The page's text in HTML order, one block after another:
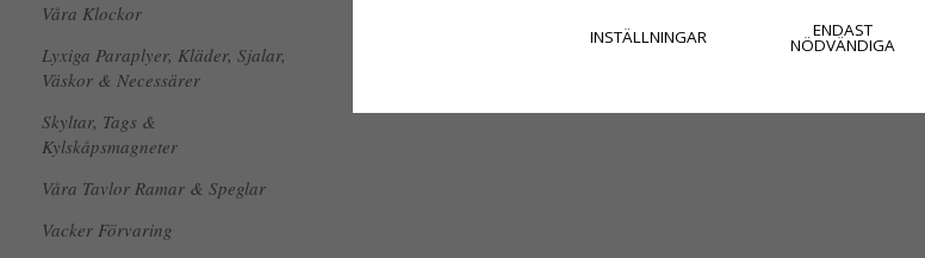
Våra Klockor
Lyxiga Paraplyer, Kläder, Sjalar,
Väskor & Necessärer
Skyltar, Tags &
Kylskåpsmagneter
Våra Tavlor Ramar & Speglar
Vacker Förvaring
INSTÄLLNINGAR ENDAST
NÖDVÄNDIGA